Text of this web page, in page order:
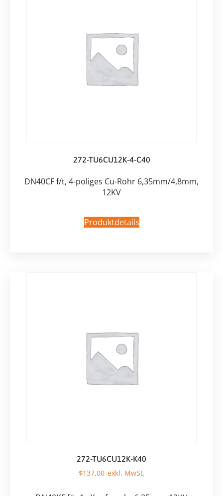
272-TU6CU12K-4-C40
DN40CF f/t, 4-poliges Cu-Rohr 6,35mm/4,8mm,
12KV
Produktdetails
272-TU6CU12K-K40
$137,00